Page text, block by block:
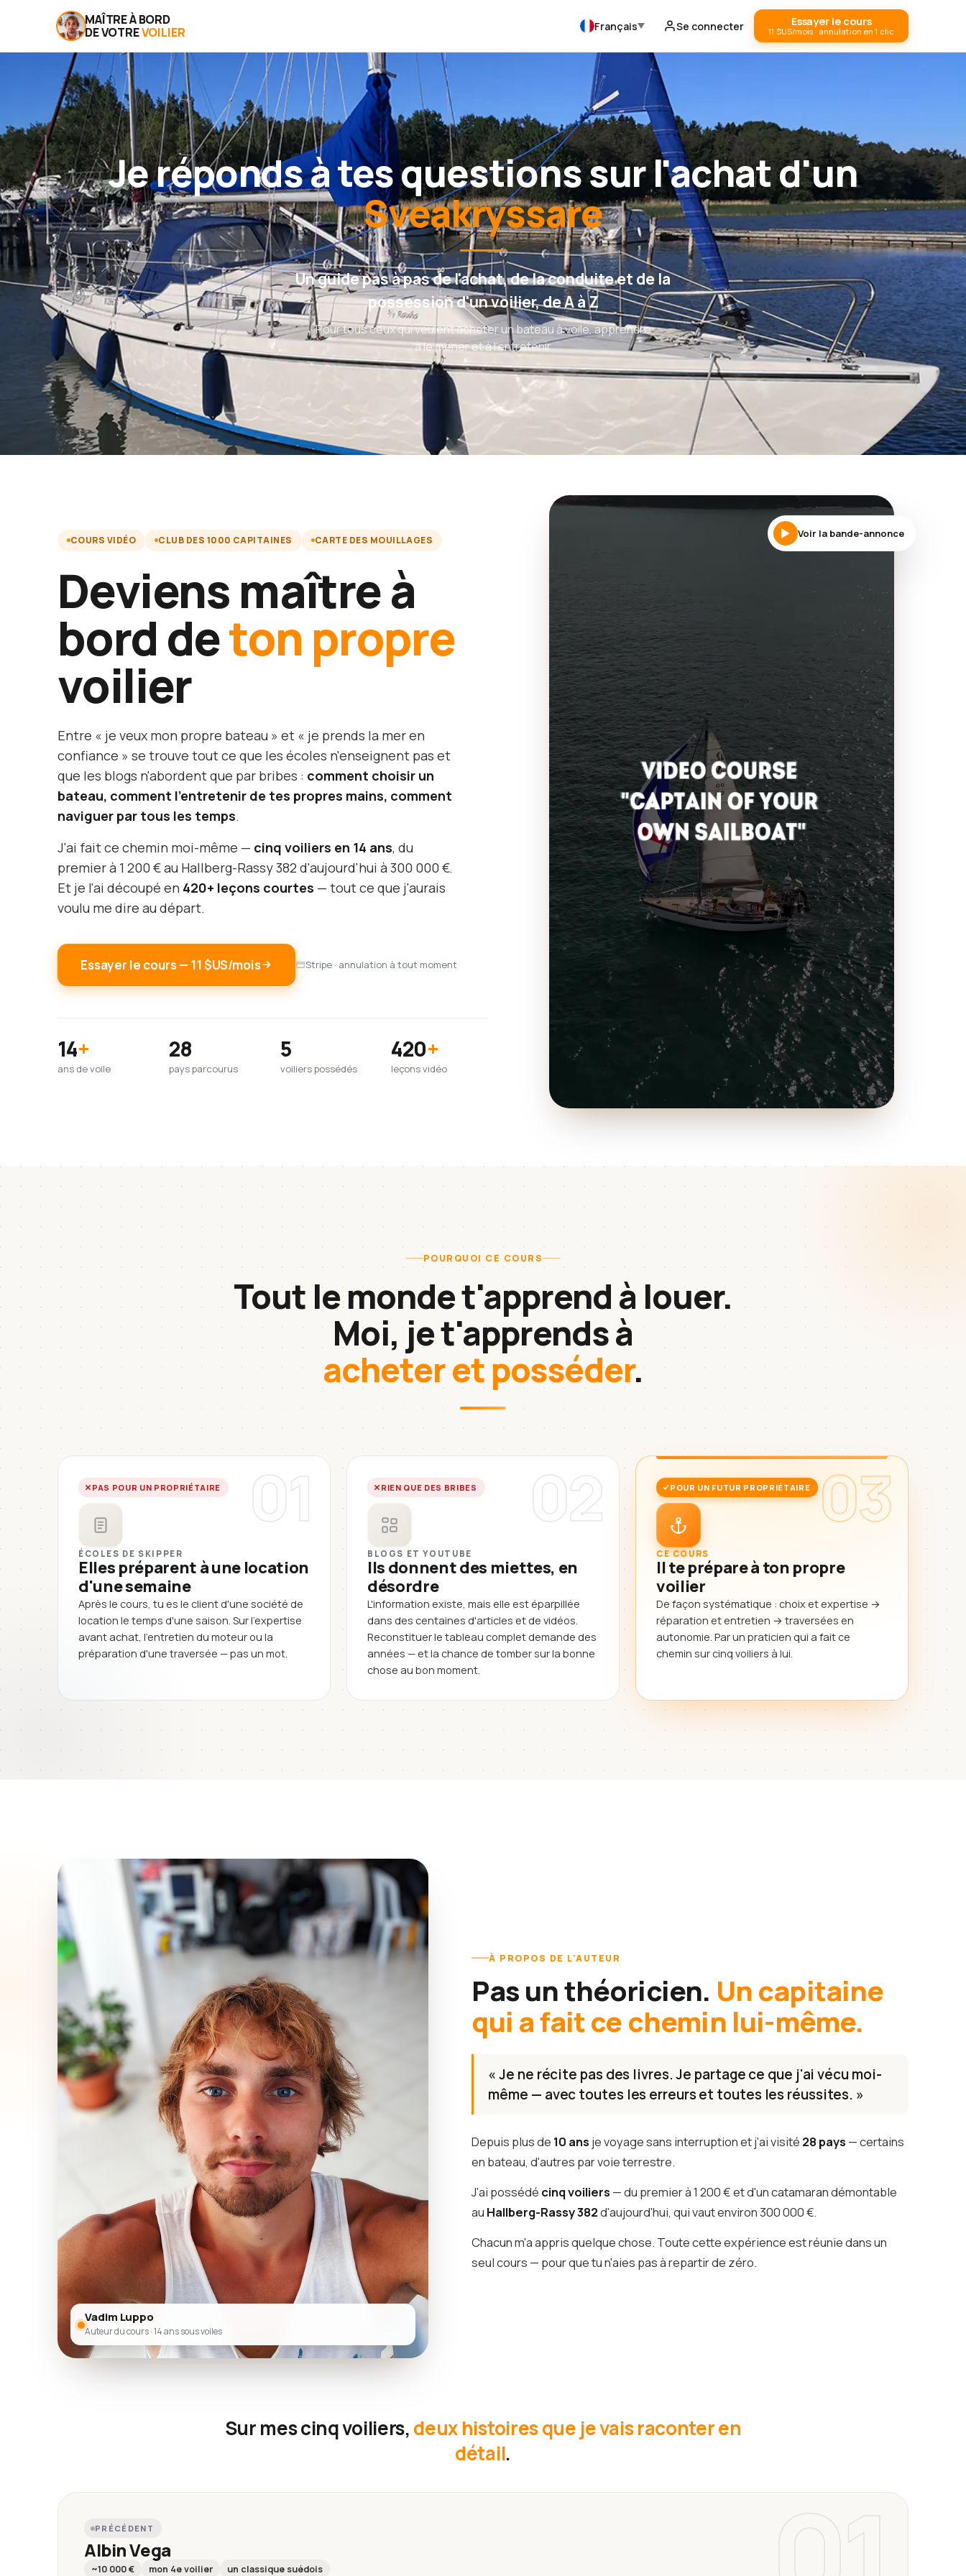
MAÎTRE À BORD
DE VOTREVOILIER Français Se connecter Essayer le cours
11 $US/mois · annulation en 1 clic
Je réponds à tes questions sur l'achat d'un
Sveakryssare
Un guide pas à pas de l'achat, de la conduite et de la
possession d'un voilier, de A à Z
Pour tous ceux qui veulent acheter un bateau à voile, apprendre
à le mener et à l'entretenir
COURS VIDÉO CLUB DES 1000 CAPITAINES CARTE DES MOUILLAGES
Deviens maître à
bord deton propre
voilier
Entre « je veux mon propre bateau » et « je prends la mer en
confiance » se trouve tout ce que les écoles n'enseignent pas et
que les blogs n'abordent que par bribes : comment choisir un
bateau, comment l'entretenir de tes propres mains, comment
naviguer par tous les temps.
J'ai fait ce chemin moi-même — cinq voiliers en 14 ans, du
premier à 1 200 € au Hallberg-Rassy 382 d'aujourd'hui à 300 000 €.
Et je l'ai découpé en 420+ leçons courtes — tout ce que j'aurais
voulu me dire au départ.
Essayer le cours — 11 $US/mois Stripe · annulation à tout moment
14+
ans de voile
28
pays parcourus
5
voiliers possédés
420+
leçons vidéo
Voir la bande-annonce
POURQUOI CE COURS
Tout le monde t'apprend à louer.
Moi, je t'apprends à
acheter et posséder.
01
PAS POUR UN PROPRIÉTAIRE
ÉCOLES DE SKIPPER
Elles préparent à une location
d'une semaine
Après le cours, tu es le client d'une société de
location le temps d'une saison. Sur l'expertise
avant achat, l'entretien du moteur ou la
préparation d'une traversée — pas un mot.
02
RIEN QUE DES BRIBES
BLOGS ET YOUTUBE
Ils donnent des miettes, en
désordre
L'information existe, mais elle est éparpillée
dans des centaines d'articles et de vidéos.
Reconstituer le tableau complet demande des
années — et la chance de tomber sur la bonne
chose au bon moment.
03
POUR UN FUTUR PROPRIÉTAIRE
CE COURS
Il te prépare à ton propre
voilier
De façon systématique : choix et expertise →
réparation et entretien → traversées en
autonomie. Par un praticien qui a fait ce
chemin sur cinq voiliers à lui.
Vadim Luppo
Auteur du cours · 14 ans sous voiles
À PROPOS DE L'AUTEUR
Pas un théoricien. Un capitaine
qui a fait ce chemin lui-même.
« Je ne récite pas des livres. Je partage ce que j'ai vécu moi-
même — avec toutes les erreurs et toutes les réussites. »
Depuis plus de 10 ans je voyage sans interruption et j'ai visité 28 pays — certains
en bateau, d'autres par voie terrestre.
J'ai possédé cinq voiliers — du premier à 1 200 € et d'un catamaran démontable
au Hallberg-Rassy 382d'aujourd'hui, qui vaut environ 300 000 €.
Chacun m'a appris quelque chose. Toute cette expérience est réunie dans un
seul cours — pour que tu n'aies pas à repartir de zéro.
Sur mes cinq voiliers,deux histoires que je vais raconter en
détail.
PRÉCÉDENT
Albin Vega
~10 000 € mon 4e voilier un classique suédois